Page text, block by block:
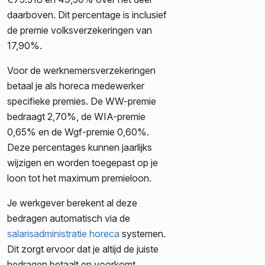
daarboven. Dit percentage is inclusief
de premie volksverzekeringen van
17,90%.
Voor de werknemersverzekeringen
betaal je als horeca medewerker
specifieke premies. De WW-premie
bedraagt 2,70%, de WIA-premie
0,65% en de Wgf-premie 0,60%.
Deze percentages kunnen jaarlijks
wijzigen en worden toegepast op je
loon tot het maximum premieloon.
Je werkgever berekent al deze
bedragen automatisch via de
salarisadministratie horeca systemen.
Dit zorgt ervoor dat je altijd de juiste